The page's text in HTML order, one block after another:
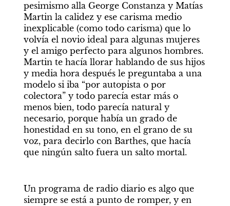
pesimismo alla George Constanza y Matías
Martin la calidez y ese carisma medio
inexplicable (como todo carisma) que lo
volvía el novio ideal para algunas mujeres
y el amigo perfecto para algunos hombres.
Martin te hacía llorar hablando de sus hijos
y media hora después le preguntaba a una
modelo si iba “por autopista o por
colectora” y todo parecía estar más o
menos bien, todo parecía natural y
necesario, porque había un grado de
honestidad en su tono, en el grano de su
voz, para decirlo con Barthes, que hacía
que ningún salto fuera un salto mortal.
Un programa de radio diario es algo que
siempre se está a punto de romper, y en